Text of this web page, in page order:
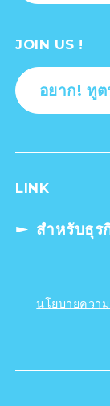
JOIN US !
อยาก! ทู
LINK
สำหรับธุร
นโยบายควา